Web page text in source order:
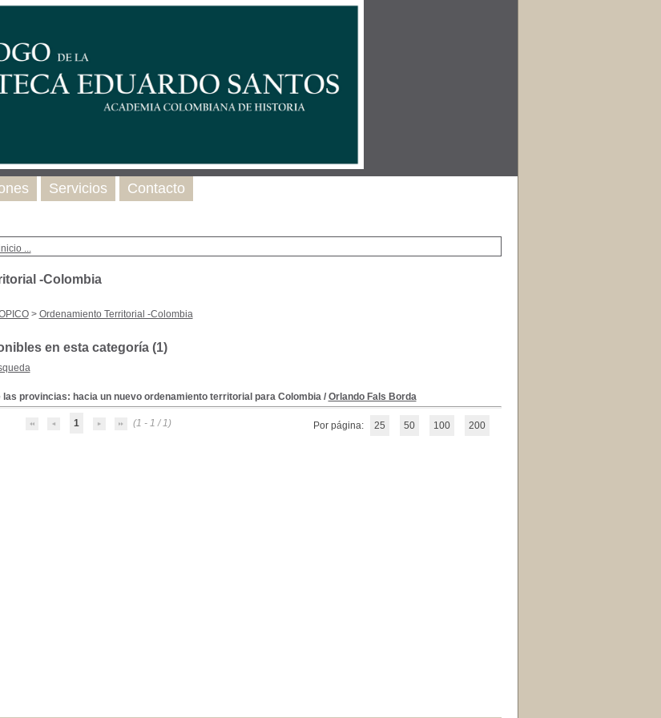
...
-Colombia
> Ordenamiento Territorial -Colombia
en esta categoría (1)
las provincias: hacia un nuevo ordenamiento territorial para Colombia/ Orlando Fals Borda
1 (1 - 1 / 1) Por página: 25 50 100 200
Servicios Contacto